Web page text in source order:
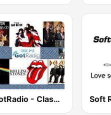
GotRadio - Classic Rock